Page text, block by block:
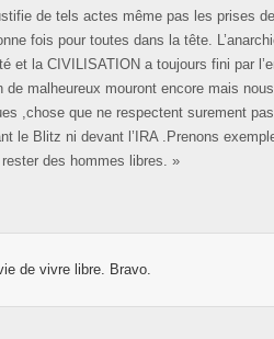
de tels actes même pas les prises
fois pour toutes dans la tête.
et la CIVILISATION a toujours fini par
malheureux mouront encore mais
,chose que ne respectent surement
le Blitz ni devant l’IRA .Prenons
des hommes libres. »
de vivre libre. Bravo.